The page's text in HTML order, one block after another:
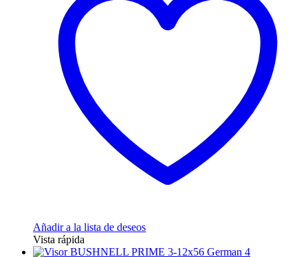
Añadir a la lista de deseos
Vista rápida